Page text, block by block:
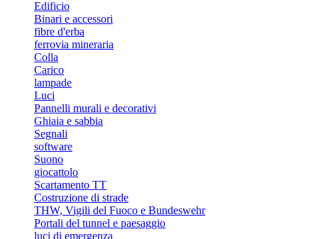
Edificio
Binari e accessori
fibre d'erba
ferrovia mineraria
Colla
Carico
lampade
Luci
Pannelli murali e decorativi
Ghiaia e sabbia
Segnali
software
Suono
giocattolo
Scartamento TT
Costruzione di strade
THW, Vigili del Fuoco e Bundeswehr
Portali del tunnel e paesaggio
luci di emergenza